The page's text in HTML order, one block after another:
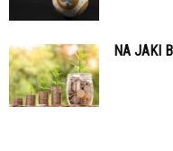
NA JAKI